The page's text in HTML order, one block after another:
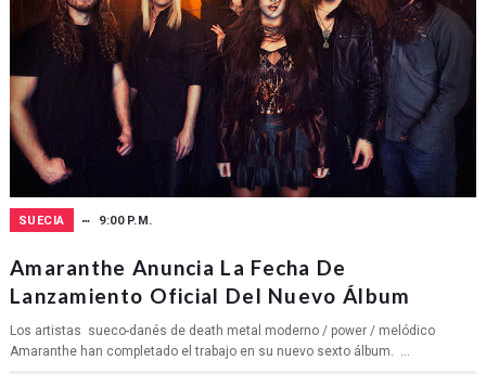
SUECIA 9:00 P.M.
Amaranthe Anuncia La Fecha De
Lanzamiento Oficial Del Nuevo Álbum
Los artistas sueco-danés de death metal moderno / power / melódico
Amaranthe han completado el trabajo en su nuevo sexto álbum. ...